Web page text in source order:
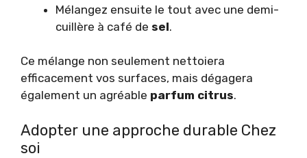
Mélangez ensuite le tout avec une demi-
cuillère à café de sel.
Ce mélange non seulement nettoiera
efficacement vos surfaces, mais dégagera
également un agréable parfum citrus.
Adopter une approche durable Chez
soi